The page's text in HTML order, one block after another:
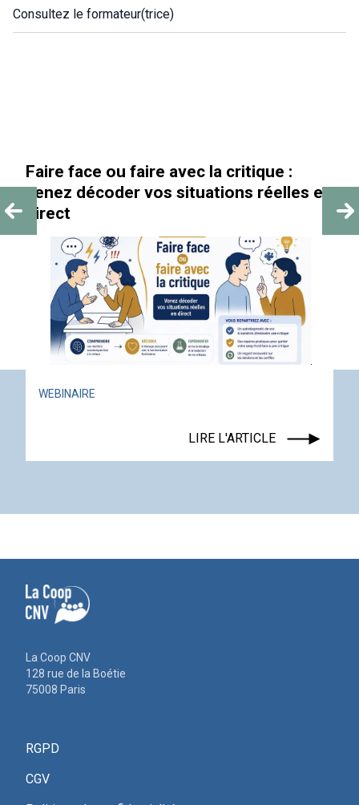
Consultez le formateur(trice)
Faire face ou faire avec la critique :
venez décoder vos situations réelles en
direct
WEBINAIRE
LIRE L'ARTICLE
La Coop CNV
128 rue de la Boétie
75008 Paris
RGPD
CGV